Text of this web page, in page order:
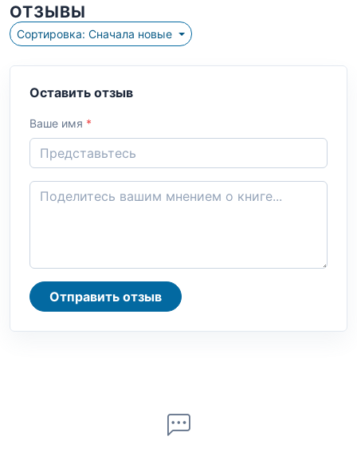
ОТЗЫВЫ
Сортировка: Сначала новые
Оставить отзыв
Ваше имя *
Отправить отзыв